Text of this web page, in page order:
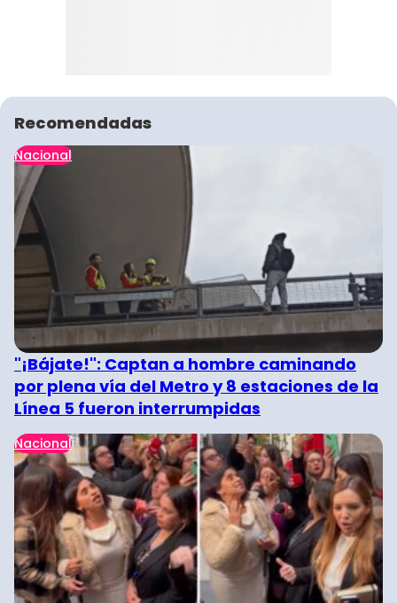
Recomendadas
Nacional
"¡Bájate!": Captan a hombre caminando
por plena vía del Metro y 8 estaciones de la
Línea 5 fueron interrumpidas
Nacional